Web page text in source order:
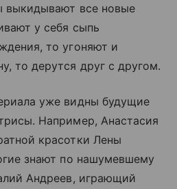
выкидывают все новые
у себя сыпь
то угоняют и
то дерутся друг с другом.
уже видны будущие
Например, Анастасия
красотки Лены
знают по нашумевшему
Андреев, играющий